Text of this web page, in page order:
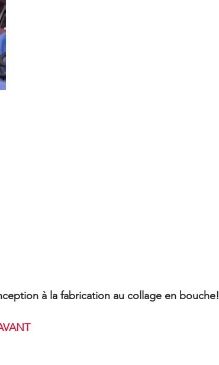
à la fabrication au collage en bouche!
AVANT